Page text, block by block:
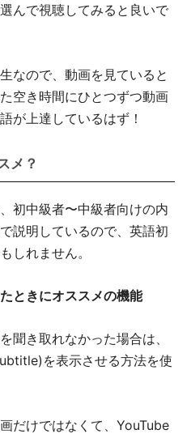
んで視聴してみると良いで
なので、動画を見ていると
空き時間にひとつずつ動画
が上達しているはず！
メ？
初中級者〜中級者向けの内
説明しているので、英語初
しれません。
ときにオススメの機能
聞き取れなかった場合は、
を表示させる方法を使
だけではなくて、YouTube